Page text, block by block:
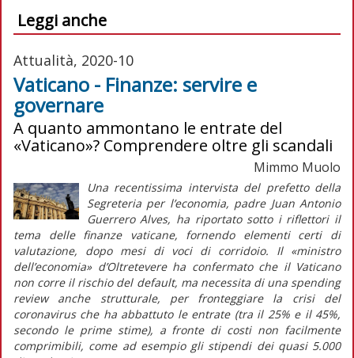
Leggi anche
Attualità, 2020-10
Vaticano - Finanze: servire e
governare
A quanto ammontano le entrate del
«Vaticano»? Comprendere oltre gli scandali
Mimmo Muolo
Una recentissima intervista del prefetto della
Segreteria per l’economia, padre Juan Antonio
Guerrero Alves, ha riportato sotto i riflettori il
tema delle finanze vaticane, fornendo elementi certi di
valutazione, dopo mesi di voci di corridoio. Il «ministro
dell’economia» d’Oltretevere ha confermato che il Vaticano
non corre il rischio del default, ma necessita di una spending
review anche strutturale, per fronteggiare la crisi del
coronavirus che ha abbattuto le entrate (tra il 25% e il 45%,
secondo le prime stime), a fronte di costi non facilmente
comprimibili, come ad esempio gli stipendi dei quasi 5.000